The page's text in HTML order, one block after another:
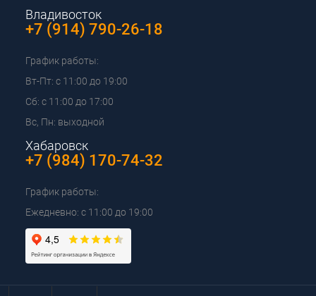
Владивосток
+7 (914) 790-26-18
График работы:
Вт-Пт: с 11:00 до 19:00
Сб: с 11:00 до 17:00
Вс, Пн: выходной
Хабаровск
+7 (984) 170-74-32
График работы:
Ежедневно: с 11:00 до 19:00